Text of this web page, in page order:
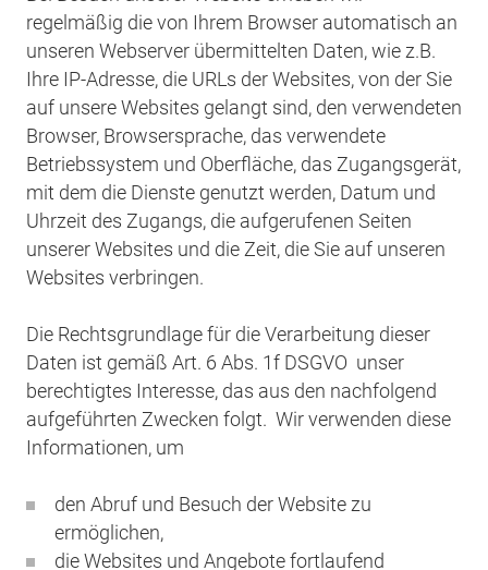
regelmäßig die von Ihrem Browser automatisch an
unseren Webserver übermittelten Daten, wie z.B.
Ihre IP-Adresse, die URLs der Websites, von der Sie
auf unsere Websites gelangt sind, den verwendeten
Browser, Browsersprache, das verwendete
Betriebssystem und Oberfläche, das Zugangsgerät,
mit dem die Dienste genutzt werden, Datum und
Uhrzeit des Zugangs, die aufgerufenen Seiten
unserer Websites und die Zeit, die Sie auf unseren
Websites verbringen.
Die Rechtsgrundlage für die Verarbeitung dieser
Daten ist gemäß Art. 6 Abs. 1f DSGVO unser
berechtigtes Interesse, das aus den nachfolgend
aufgeführten Zwecken folgt. Wir verwenden diese
Informationen, um
den Abruf und Besuch der Website zu
ermöglichen,
die Websites und Angebote fortlaufend